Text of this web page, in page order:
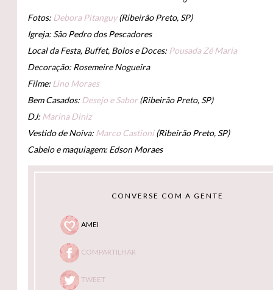
Fotos: Debora Pitanguy(Ribeirão Preto, SP)
Igreja: São Pedro dos Pescadores
Local da Festa, Buffet, Bolos e Doces: Pousada Zé Maria
Decoração: Rosemeire Nogueira
Filme: Lino Moraes
Bem Casados: Desejo e Sabor(Ribeirão Preto, SP)
DJ: Marina Diniz
Vestido de Noiva: Marco Castioni(Ribeirão Preto, SP)
Cabelo e maquiagem: Edson Moraes
CONVERSE COM A GENTE
AMEI
COMPARTILHAR
TWEET